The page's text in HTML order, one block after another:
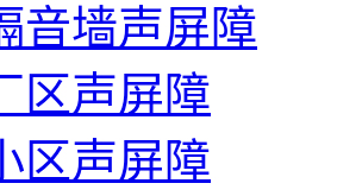
音墙声屏障
区声屏障
区声屏障